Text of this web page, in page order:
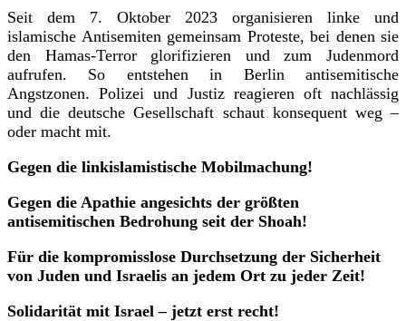
Seit dem 7. Oktober 2023 organisieren linke und
islamische Antisemiten gemeinsam Proteste, bei denen sie
den Hamas-Terror glorifizieren und zum Judenmord
aufrufen. So entstehen in Berlin antisemitische
Angstzonen. Polizei und Justiz reagieren oft nachlässig
und die deutsche Gesellschaft schaut konsequent weg –
oder macht mit.
Gegen die linkislamistische Mobilmachung!
Gegen die Apathie angesichts der größten
antisemitischen Bedrohung seit der Shoah!
Für die kompromisslose Durchsetzung der Sicherheit
von Juden und Israelis an jedem Ort zu jeder Zeit!
Solidarität mit Israel – jetzt erst recht!